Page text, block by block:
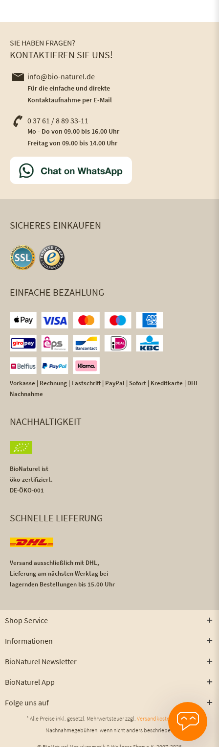
SIE HABEN FRAGEN?
KONTAKTIEREN SIE UNS!
info@bio-naturel.de
Für die einfache und direkte
Kontaktaufnahme per E-Mail
0 37 61 / 8 89 33-11
Mo - Do von 09.00 bis 16.00 Uhr
Freitag von 09.00 bis 14.00 Uhr
SICHERES EINKAUFEN
EINFACHE BEZAHLUNG
Vorkasse | Rechnung | Lastschrift | PayPal | Sofort | Kreditkarte | DHL
Nachnahme
NACHHALTIGKEIT
BioNaturel ist
öko-zertifiziert.
DE-ÖKO-001
SCHNELLE LIEFERUNG
Versand ausschließlich mit DHL,
Lieferung am nächsten Werktag bei
lagernden Bestellungen bis 15.00 Uhr
Shop Service
Informationen
BioNaturel Newsletter
BioNaturel App
Folge uns auf
* Alle Preise inkl. gesetzl. Mehrwertsteuer zzgl. Versandkosten
und ggf.
Nachnahmegebühren, wenn nicht anders beschrieben